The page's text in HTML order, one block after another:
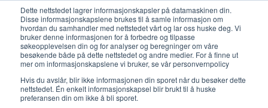
Dette nettstedet lagrer informasjonskapsler på datamaskinen din.
Disse informasjonskapslene brukes til å samle informasjon om
hvordan du samhandler med nettstedet vårt og lar oss huske deg. Vi
bruker denne informasjonen for å forbedre og tilpasse
søkeopplevelsen din og for analyser og beregninger om våre
besøkende både på dette nettstedet og andre medier. For å finne ut
mer om informasjonskapslene vi bruker, se vår personvernpolicy
Hvis du avslår, blir ikke informasjonen din sporet når du besøker dette
nettstedet. Én enkelt informasjonskapsel blir brukt til å huske
preferansen din om ikke å bli sporet.